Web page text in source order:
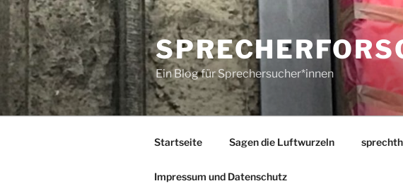
Zum
Inhalt
springen
Ein Blog für Sprechersucher*innen
Startseite Sagen die Luftwurzeln
Impressum und Datenschutz